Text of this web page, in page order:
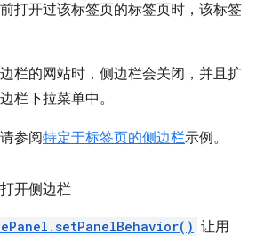
打开过该标签页的标签页时，该标签
栏的网站时，侧边栏会关闭，并且扩
栏下拉菜单中。
参阅特定于标签页的侧边栏示例。
开侧边栏
让用